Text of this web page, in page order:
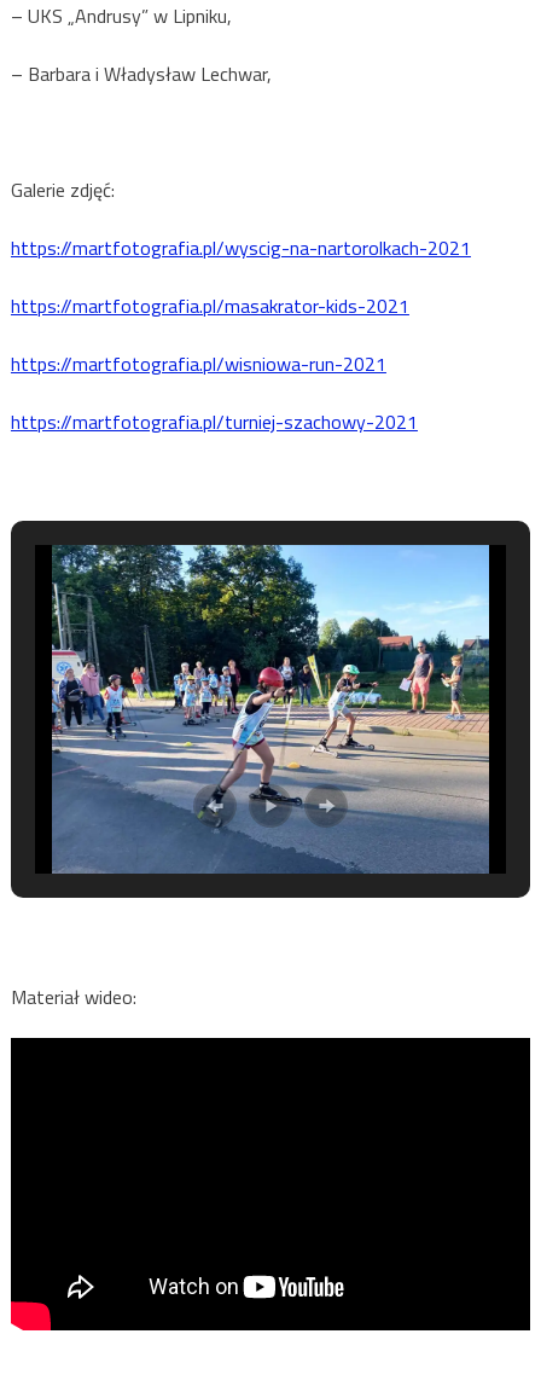
– UKS „Andrusy” w Lipniku,
– Barbara i Władysław Lechwar,
Galerie zdjęć:
https://martfotografia.pl/wyscig-na-nartorolkach-2021
https://martfotografia.pl/masakrator-kids-2021
https://martfotografia.pl/wisniowa-run-2021
https://martfotografia.pl/turniej-szachowy-2021
Materiał wideo: